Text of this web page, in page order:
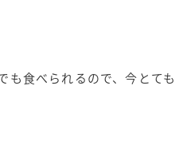
食べられるので、今とても